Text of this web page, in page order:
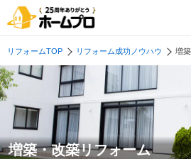
リフォームTOP リフォーム成功ノウハウ 増
増築・改築リフォーム